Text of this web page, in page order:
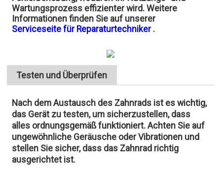
Wartungsprozess effizienter wird. Weitere
Informationen finden Sie auf unserer
Serviceseite für Reparaturtechniker.
Testen und Überprüfen
Nach dem Austausch des Zahnrads ist es wichtig,
das Gerät zu testen, um sicherzustellen, dass
alles ordnungsgemäß funktioniert. Achten Sie auf
ungewöhnliche Geräusche oder Vibrationen und
stellen Sie sicher, dass das Zahnrad richtig
ausgerichtet ist.